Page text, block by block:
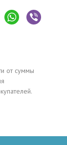
от суммы